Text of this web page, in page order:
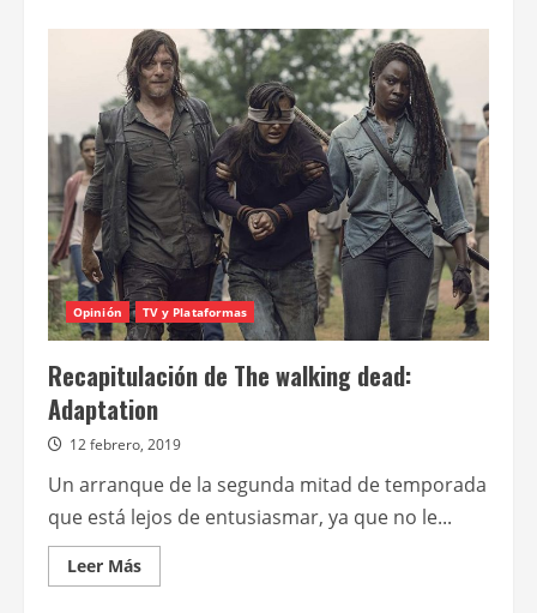
Recapitulaciones
de
The
walking
dead:
Omega
y
Bounty
Opinión TV y Plataformas
Recapitulación de The walking dead:
Adaptation
12 febrero, 2019
Un arranque de la segunda mitad de temporada
que está lejos de entusiasmar, ya que no le...
Leer MásLeer
más